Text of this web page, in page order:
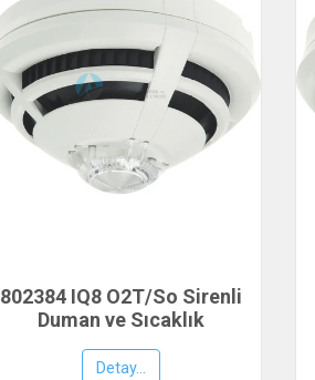
802384 IQ8 O2T/So Sirenli
Duman ve Sıcaklık
Dedektörü, ESSER by
Honeywell
Detay...